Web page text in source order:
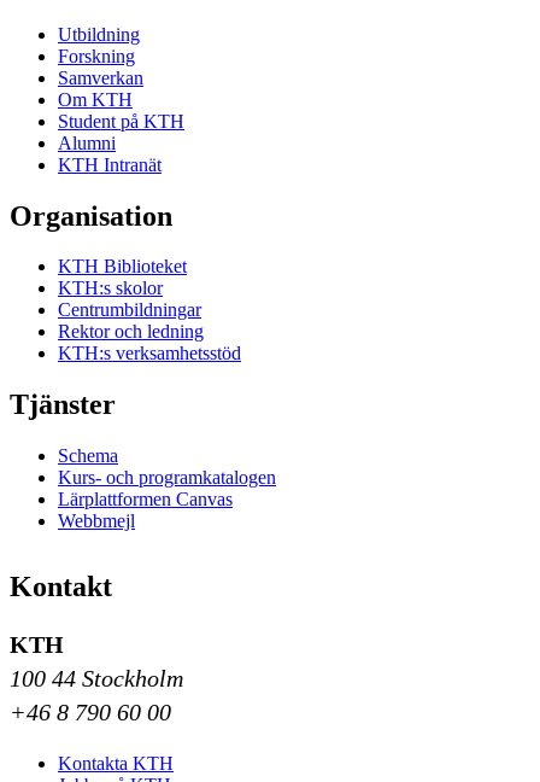
Utbildning
Forskning
Samverkan
Om KTH
Student på KTH
Alumni
KTH Intranät
Organisation
KTH Biblioteket
KTH:s skolor
Centrumbildningar
Rektor och ledning
KTH:s verksamhetsstöd
Tjänster
Schema
Kurs- och programkatalogen
Lärplattformen Canvas
Webbmejl
Kontakt
KTH
100 44 Stockholm
+46 8 790 60 00
Kontakta KTH